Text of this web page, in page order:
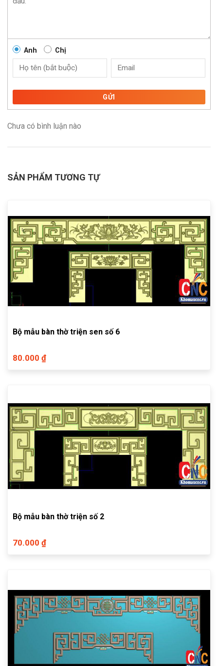
Anh Chị
GỬI
Chưa có bình luận nào
SẢN PHẨM TƯƠNG TỰ
Bộ mẫu bàn thờ triện sen số 6
80.000 ₫
Bộ mẫu bàn thờ triện số 2
70.000 ₫